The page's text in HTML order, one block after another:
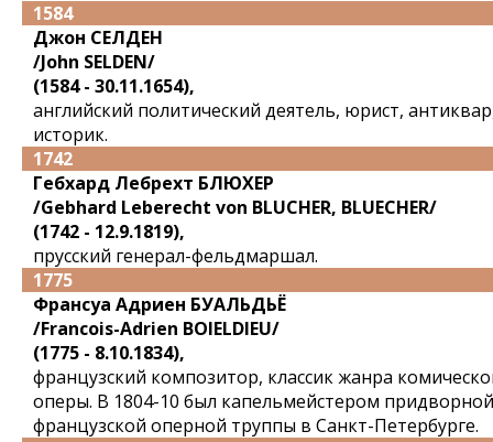
1584
Джон СЕЛДЕН
/John SELDEN/
(1584 - 30.11.1654),
английский политический деятель, юрист,
историк.
1742
Гебхард Лебрехт БЛЮХЕР
/Gebhard Leberecht von BLUCHER, BLUECHER/
(1742 - 12.9.1819),
прусский генерал-фельдмаршал.
1775
Франсуа Адриен БУАЛЬДЬЁ
/Francois-Adrien BOIELDIEU/
(1775 - 8.10.1834),
французский композитор, классик жанра
оперы. В 1804-10 был капельмейстером придворной
французской оперной труппы в Санкт-Петербурге.